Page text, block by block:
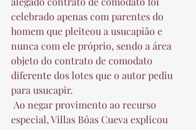
celebrado apenas com parentes do
homem que pleiteou a usucapião e
nunca com ele próprio, sendo a área
objeto do contrato de comodato
diferente dos lotes que o autor pediu
para usucapir.
especial, Villas Bôas Cueva explicou